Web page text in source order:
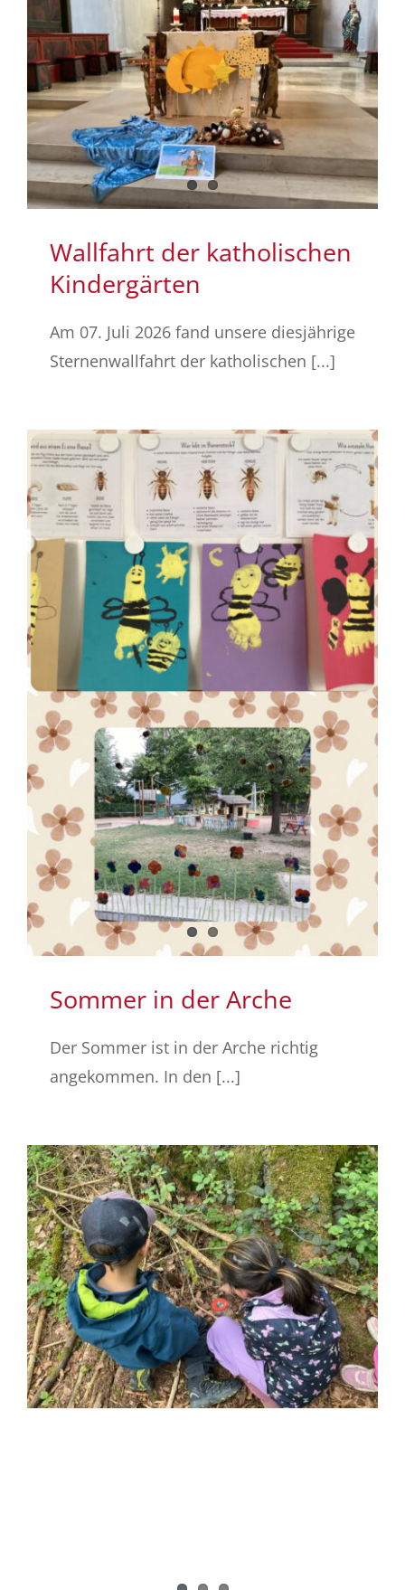
Wallfahrt der katholischen
Kindergärten
Am 07. Juli 2026 fand unsere diesjährige
Sternenwallfahrt der katholischen [...]
Sommer in der Arche
Der Sommer ist in der Arche richtig
angekommen. In den [...]